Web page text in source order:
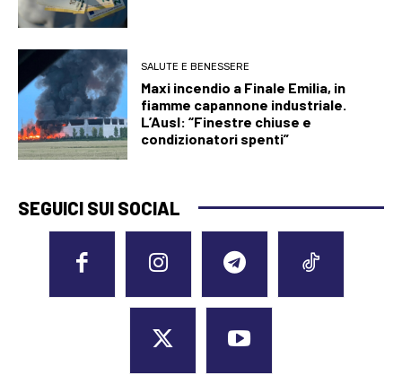
SALUTE E BENESSERE
Maxi incendio a Finale Emilia, in
fiamme capannone industriale.
L’Ausl: “Finestre chiuse e
condizionatori spenti”
SEGUICI SUI SOCIAL